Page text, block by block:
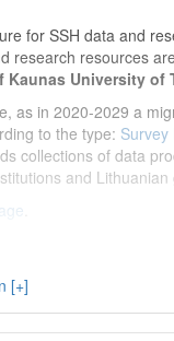
for SSH data and
resources
Kaunas University of
as in 2020-2029 a
to the type: Survey
collections of data
and
HSM
ir tyrimų ištekliai yra
(DAtA)
[+]